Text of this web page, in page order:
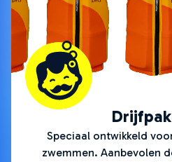
Speciaal ontwikkeld
zwemmen. Aanbevolen